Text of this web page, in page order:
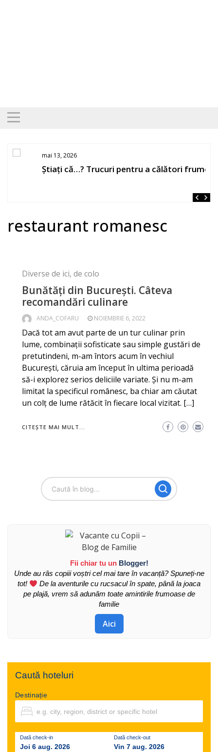
mai 13, 2026
Știați că…? Trucuri pentru a călători frumos
restaurant romanesc
Diverse de ici, de colo
Bunătăți din București. Câteva
recomandări culinare
ANDA_COFARU NOIEMBRIE 6, 2022
Dacă tot am avut parte de un tur culinar prin
lume, combinații sofisticate sau simple gustări de
pretutindeni, m-am întors acum în vechiul
București, căruia am început în ultima perioadă
să-i explorez serios deliciile variate. Și nu m-am
limitat la specificul românesc, ba chiar am căutat
un colț de lume rătăcit în fiecare local vizitat. […]
CITEȘTE MAI MULT...
Fii chiar tu un Blogger!
Unde au râs copiii voștri cel mai tare în vacanță? Spuneți-ne
tot!
De la aventurile cu rucsacul în spate, până la joaca
pe plajă, vrem să adunăm toate amintirile frumoase de
familie
Aici
Caută hoteluri
Destinație
Dată check-in
Joi 6 aug. 2026
Dată check-out
Vin 7 aug. 2026